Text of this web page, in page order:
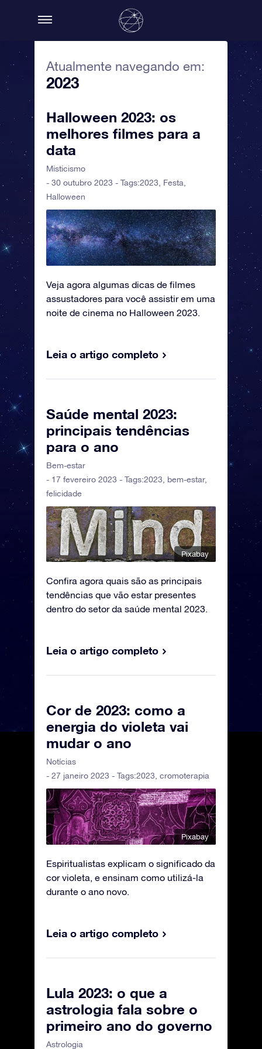
Atualmente navegando em:
2023
Halloween 2023: os
melhores filmes para a
data
Misticismo
- 30 outubro 2023 - Tags:2023 Festa
Halloween
Veja agora algumas dicas de filmes
assustadores para você assistir em uma
noite de cinema no Halloween 2023.
Leia o artigo completo
Saúde mental 2023:
principais tendências
para o ano
Bem-estar
- 17 fevereiro 2023 - Tags:2023 bem-estar,
felicidade
Pixabay
Confira agora quais são as principais
tendências que vão estar presentes
dentro do setor da saúde mental 2023.
Leia o artigo completo
Cor de 2023: como a
energia do violeta vai
mudar o ano
Notícias
- 27 janeiro 2023 - Tags:2023, cromoterapia
Pixabay
Espiritualistas explicam o significado da
cor violeta, e ensinam como utilizá-la
durante o ano novo.
Leia o artigo completo
Lula 2023: o que a
astrologia fala sobre o
primeiro ano do governo
Astrologia